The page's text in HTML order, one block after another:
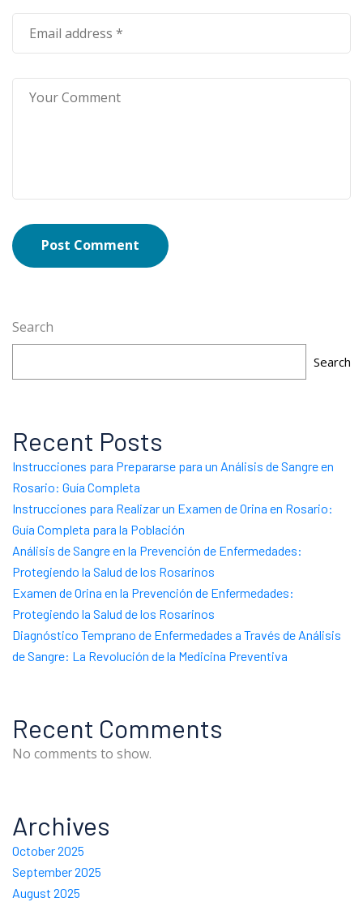
Post Comment
Search
Search
Recent Posts
Instrucciones para Prepararse para un Análisis de Sangre en
Rosario: Guía Completa
Instrucciones para Realizar un Examen de Orina en Rosario:
Guía Completa para la Población
Análisis de Sangre en la Prevención de Enfermedades:
Protegiendo la Salud de los Rosarinos
Examen de Orina en la Prevención de Enfermedades:
Protegiendo la Salud de los Rosarinos
Diagnóstico Temprano de Enfermedades a Través de Análisis
de Sangre: La Revolución de la Medicina Preventiva
Recent Comments
No comments to show.
Archives
October 2025
September 2025
August 2025